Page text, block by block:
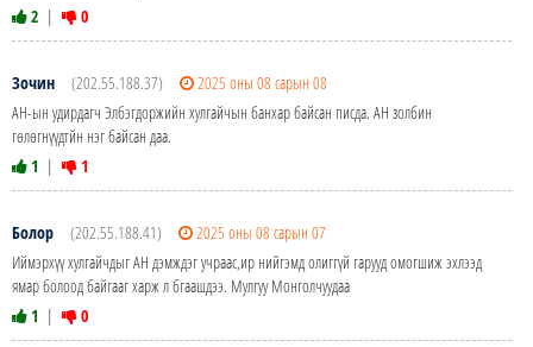
2 | 0
Зочин (202.55.188.37)
2025 оны 08 сарын 08
АН-ын удирдагч Элбэгдоржийн хулгайчын банхар байсан писда. АН золбин
гөлөгнүүдтйн нэг байсан даа.
1 | 1
Болор (202.55.188.41)
2025 оны 08 сарын 07
Иймэрхүү хулгайчдыг АН дэмждэг учраас,ир нийгэмд олиггүй гарууд омогшиж эхлээд
ямар болоод байгааг харж л бгаашдээ. Мулгуу Монголчуудаа
1 | 0